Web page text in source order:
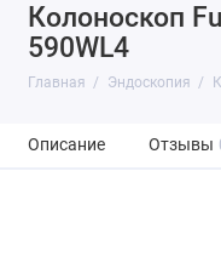
Колоноскоп
590WL4
Главная Эндоскопия
Описание Отзывы